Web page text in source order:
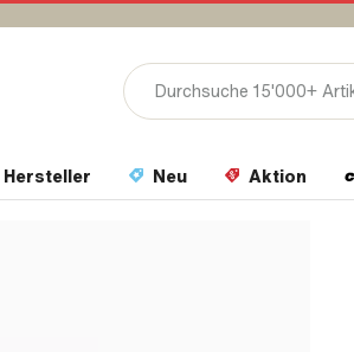
Hersteller Neu Aktion